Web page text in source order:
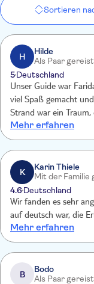
Sortieren
H
Hilde
Als Paar gereist
5Deutschland
Unser Guide war
viel Spaß gemacht
Strand war ein Traum,
und natürlich auch
Mehr erfahren
K
Karin Thiele
Mit der Familie
4.6Deutschland
Wir fanden es sehr
auf deutsch war, die
Mehr erfahren
B
Bodo
Als Paar gereist